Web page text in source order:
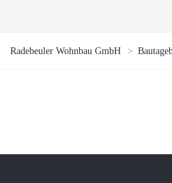
Radebeuler Wohnbau GmbH >